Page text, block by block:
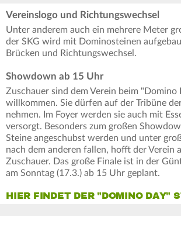
Vereinslogo und Richtungswechsel
Unter anderem auch ein mehrere Meter
der SKG wird mit Dominosteinen
Brücken und Richtungswechsel.
Showdown ab 15 Uhr
Zuschauer sind dem Verein beim "Domino
willkommen. Sie dürfen auf der Tribüne
nehmen. Im Foyer werden sie auch mit
versorgt. Besonders zum großen
Steine angeschubst werden und unter
nach dem anderen fallen, hofft der Verein
Zuschauer. Das große Finale ist in der
am Sonntag (17.3.) ab 15 Uhr geplant.
HIER FINDET DER "DOMINO DAY"